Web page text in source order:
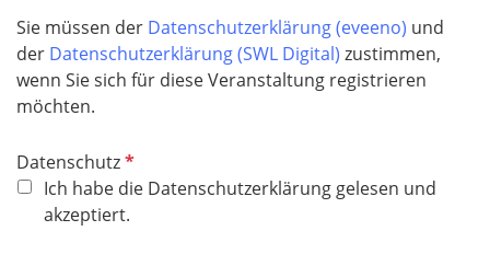
Sie müssen der Datenschutzerklärung (eveeno) und
der Datenschutzerklärung (SWL Digital) zustimmen,
wenn Sie sich für diese Veranstaltung registrieren
möchten.
DatenschutzP
f
l
Ich habe die Datenschutzerklärung gelesen und
akzeptiert.